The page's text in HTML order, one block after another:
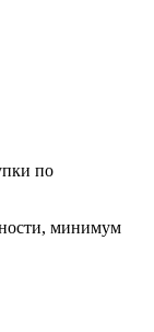
по
минимум